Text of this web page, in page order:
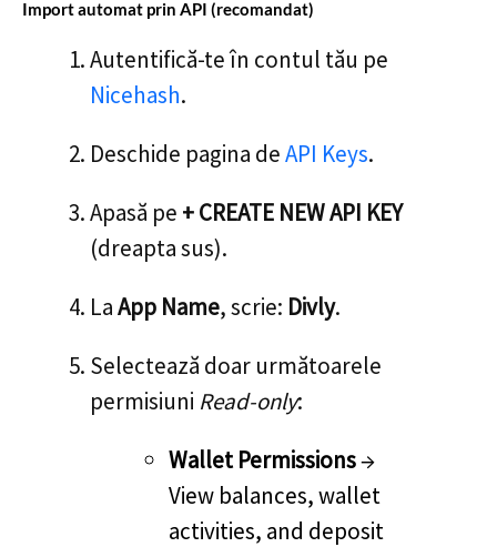
Import automat prin API (recomandat)
Autentifică-te în contul tău pe
Nicehash.
Deschide pagina deAPI Keys.
Apasă pe + CREATE NEW API KEY
(dreapta sus).
LaApp Name, scrie: Divly.
Selectează doar următoarele
permisiuni Read-only:
Wallet Permissions→
View balances, wallet
activities, and deposit